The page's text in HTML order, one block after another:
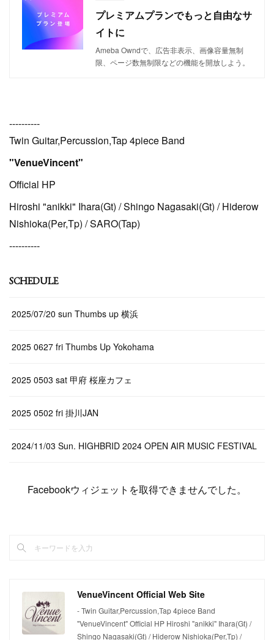
プレミアムプランでもっと自由なサ
イトに
Ameba Owndで、広告非表示、画像容量無制
限、ページ数無制限などの機能を開放しよう。
----------
Twin Guitar,Percussion,Tap 4piece Band
"VenueVincent"
Official HP
Hiroshi "anikki" Ihara(Gt) / Shingo Nagasaki(Gt) / Hiderow
Nishioka(Per,Tp) / SARO(Tap)
----------
SCHEDULE
2025/07/20 sun Thumbs up 横浜
2025 0627 fri Thumbs Up Yokohama
2025 0503 sat 甲府 桜座カフェ
2025 0502 fri 掛川JAN
2024/11/03 Sun. HIGHBRID 2024 OPEN AIR MUSIC FESTIVAL
Facebookウィジェットを取得できませんでした。
VenueVincent Official Web Site
- Twin Guitar,Percussion,Tap 4piece Band
"VenueVincent" Official HP Hiroshi "anikki" Ihara(Gt) /
Shingo Nagasaki(Gt) / Hiderow Nishioka(Per,Tp) /